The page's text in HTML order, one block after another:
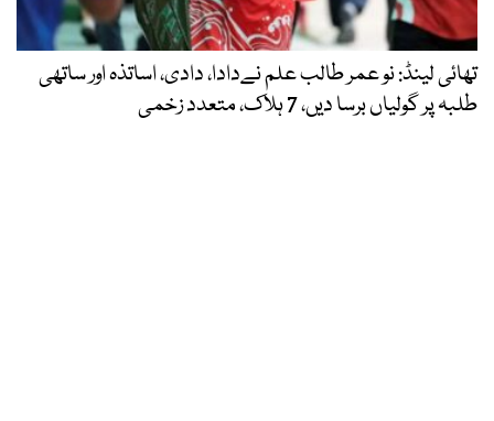
تھائی لینڈ: نو عمر طالب علم نےدادا، دادی، اساتذہ اور ساتھی
طلبہ پر گولیاں برسا دیں، 7 ہلاک، متعدد زخمی